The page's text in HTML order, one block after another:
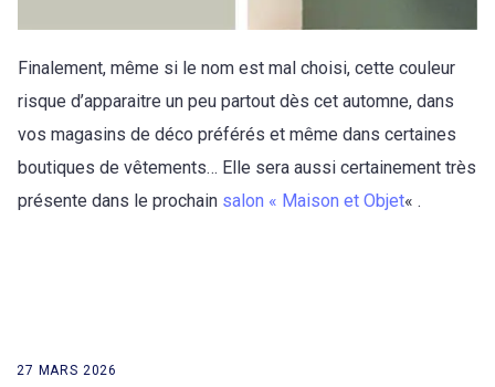
Finalement, même si le nom est mal choisi, cette couleur
risque d’apparaitre un peu partout dès cet automne, dans
vos magasins de déco préférés et même dans certaines
boutiques de vêtements… Elle sera aussi certainement très
présente dans le prochain salon « Maison et Objet« .
retour à la liste des news
27 MARS 2026